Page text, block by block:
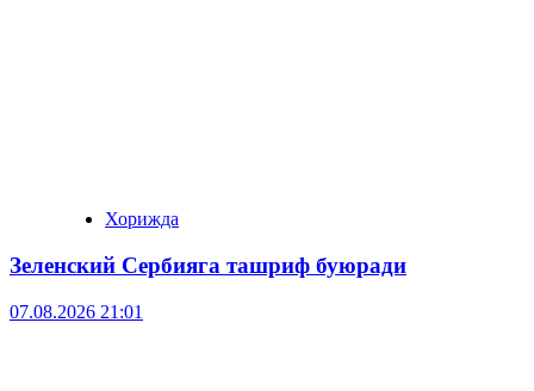
Хорижда
Зеленский Сербияга ташриф буюради
07.08.2026 21:01